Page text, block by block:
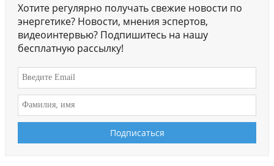
Хотите регулярно получать свежие новости по
энергетике? Новости, мнения эспертов,
видеоинтервью? Подпишитесь на нашу
бесплатную рассылку!